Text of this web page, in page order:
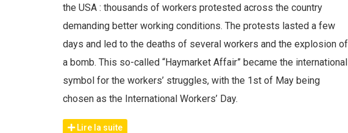
the USA : thousands of workers protested across the country
demanding better working conditions. The protests lasted a few
days and led to the deaths of several workers and the explosion of
a bomb. This so-called “Haymarket Affair” became the international
symbol for the workers’ struggles, with the 1st of May being
chosen as the International Workers’ Day.
Lire la suite